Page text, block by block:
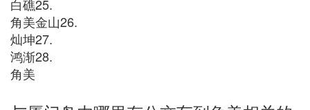
白礁25.
角美金山26.
灿坤27.
鸿渐28.
角美